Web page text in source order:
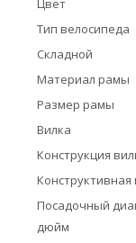
Цвет
Тип велосипеда
Складной
Материал рамы
Размер рамы
Вилка
Конструкция
Конструктивная
Посадочный
дюйм